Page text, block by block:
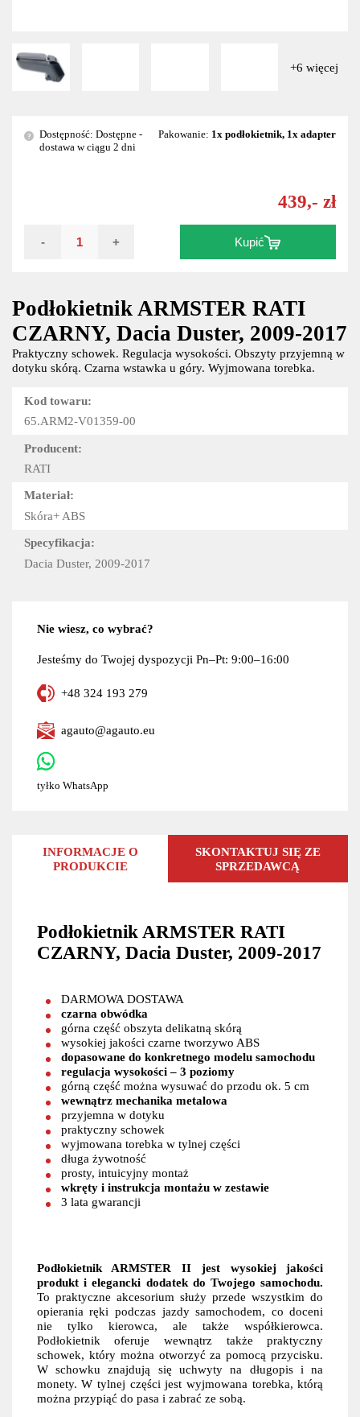
+6 więcej
Podłokietnik ARMSTER RATI
CZARNY, Dacia Duster, 2009-2017
Praktyczny schowek. Regulacja wysokości. Obszyty przyjemną w
dotyku skórą. Czarna wstawka u góry. Wyjmowana torebka.
Kod towaru:
65.ARM2-V01359-00
Producent:
RATI
Materiał:
Skóra+ ABS
Specyfikacja:
Dacia Duster, 2009-2017
?
Dostępność: Dostępne -
dostawa w ciągu 2 dni
Pakowanie: 1x podłokietnik, 1x adapter
439,- zł
- + Kupić
Nie wiesz, co wybrać?
Jesteśmy do Twojej dyspozycji Pn–Pt: 9:00–16:00
+48 324 193 279
agauto@agauto.eu
tyłko WhatsApp
INFORMACJE O
PRODUKCIE
SKONTAKTUJ SIĘ ZE
SPRZEDAWCĄ
Podłokietnik ARMSTER RATI
CZARNY, Dacia Duster, 2009-2017
DARMOWA DOSTAWA
czarna obwódka
górna część obszyta delikatną skórą
wysokiej jakości czarne tworzywo ABS
dopasowane do konkretnego modelu samochodu
regulacja wysokości – 3 poziomy
górną część można wysuwać do przodu ok. 5 cm
wewnątrz mechanika metalowa
przyjemna w dotyku
praktyczny schowek
wyjmowana torebka w tylnej części
długa żywotność
prosty, intuicyjny montaż
wkręty i instrukcja montażu w zestawie
3 lata gwarancji
Podłokietnik ARMSTER II jest wysokiej jakości
produkt i elegancki dodatek do Twojego samochodu.
To praktyczne akcesorium służy przede wszystkim do
opierania ręki podczas jazdy samochodem, co doceni
nie tylko kierowca, ale także współkierowca.
Podłokietnik oferuje wewnątrz także praktyczny
schowek, który można otworzyć za pomocą przycisku.
W schowku znajdują się uchwyty na długopis i na
monety. W tylnej części jest wyjmowana torebka, którą
można przypiąć do pasa i zabrać ze sobą.